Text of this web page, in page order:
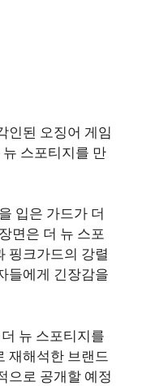
인된 오징어 게임
뉴 스포티지를 만
입은 가드가 더
면은 더 뉴 스포
핑크가드의 강렬
들에게 긴장감을
뉴 스포티지를
재해석한 브랜드
으로 공개할 예정